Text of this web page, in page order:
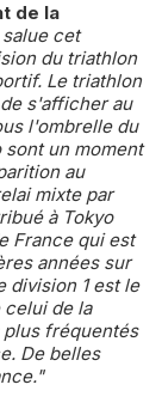
de la
salue cet
du triathlon
Le triathlon
s'afficher au
l'ombrelle du
sont un moment
au
mixte par
à Tokyo
France qui est
années sur
division 1 est le
de la
fréquentés
De belles